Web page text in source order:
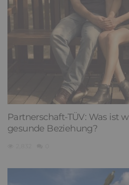
Partnerschaft-TÜV: Was ist
gesunde Beziehung?